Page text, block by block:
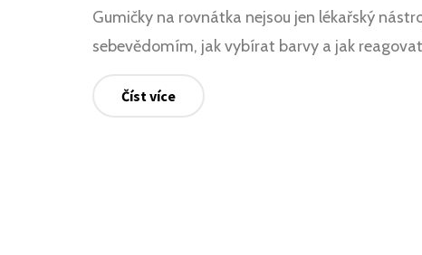
Gumičky na rovnátka nejsou jen lékařský
sebevědomím, jak vybírat barvy a jak
Číst více